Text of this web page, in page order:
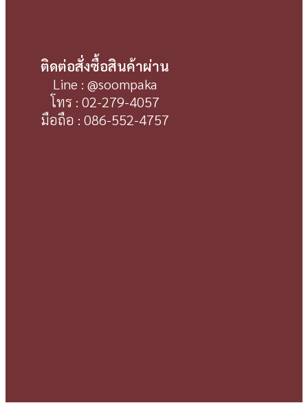
ติดต่อสั่งซื้อสินค้าผ่าน
Line : @soompaka
โทร : 02-279-4057
มือถือ : 086-552-4757